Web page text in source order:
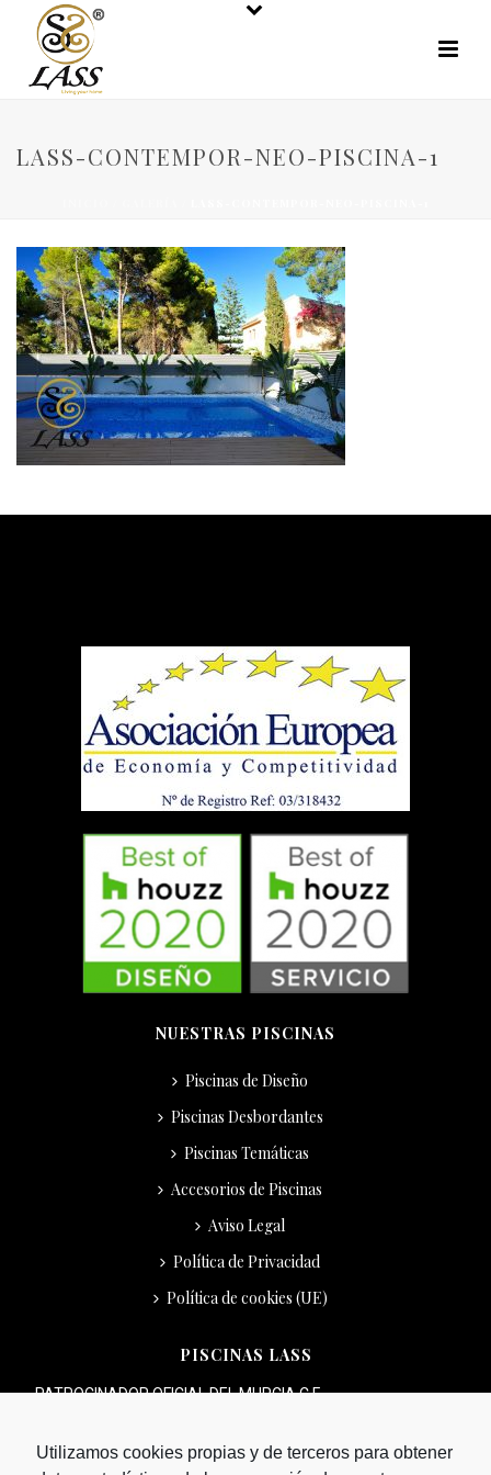
LASS-CONTEMPOR-NEO-PISCINA-1
NUESTRAS PISCINAS
Piscinas de Diseño
Piscinas Desbordantes
Piscinas Temáticas
Accesorios de Piscinas
Aviso Legal
Política de Privacidad
Política de cookies (UE)
PISCINAS LASS
PATROCINADOR OFICIAL DEL MURCIA C.F.
Utilizamos cookies propias y de terceros para obtener